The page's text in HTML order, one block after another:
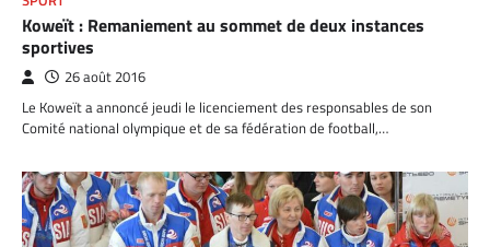
Koweït : Remaniement au sommet de deux instances
sportives
26 août 2016
Le Koweït a annoncé jeudi le licenciement des responsables de son
Comité national olympique et de sa fédération de football,…